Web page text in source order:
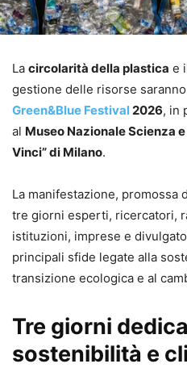
La circolarità della plastica e
gestione delle risorse
Green&Blue Festival 2026, in
al Museo Nazionale Scienza
Vinci” di Milano.
La manifestazione, promossa
tre giorni esperti, ricercatori,
istituzioni, imprese e
principali sfide legate alla
transizione ecologica e al
Tre giorni
sostenibilità e